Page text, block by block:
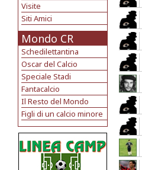
Visite
Siti Amici
Mondo CR
Schedilettantina
Oscar del Calcio
Speciale Stadi
Fantacalcio
Il Resto del Mondo
Figli di un calcio minore